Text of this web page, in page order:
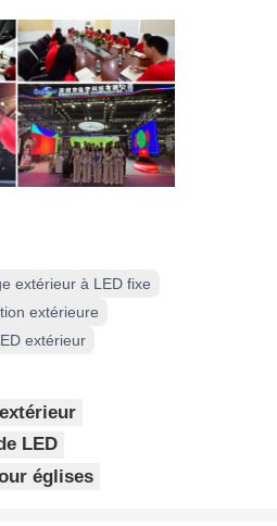
extérieur à LED fixe
extérieure
extérieur
LED
églises